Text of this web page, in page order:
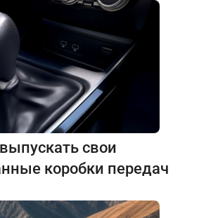
свои
коробки передач